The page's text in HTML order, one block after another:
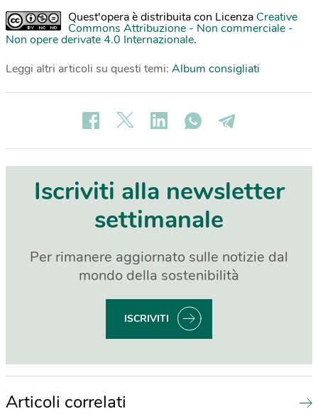
Quest'opera è distribuita con Licenza Creative
Commons Attribuzione - Non commerciale -
Non opere derivate 4.0 Internazionale.
Leggi altri articoli su questi temi: Album consigliati
Iscriviti alla newsletter
settimanale
Per rimanere aggiornato sulle notizie dal
mondo della sostenibilità
ISCRIVITI
Articoli correlati